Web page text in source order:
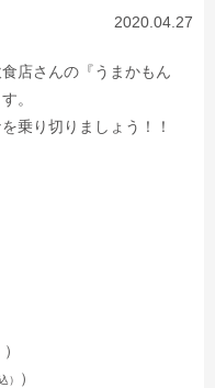
2020.04.27
店さんの『うまかもん
。
乗り切りましょう！！
）
）
）